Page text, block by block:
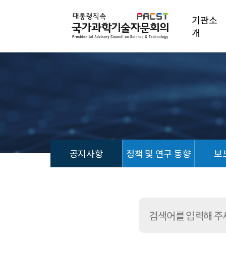
기관소
개
공지사항 정책 및 연구 동향 보